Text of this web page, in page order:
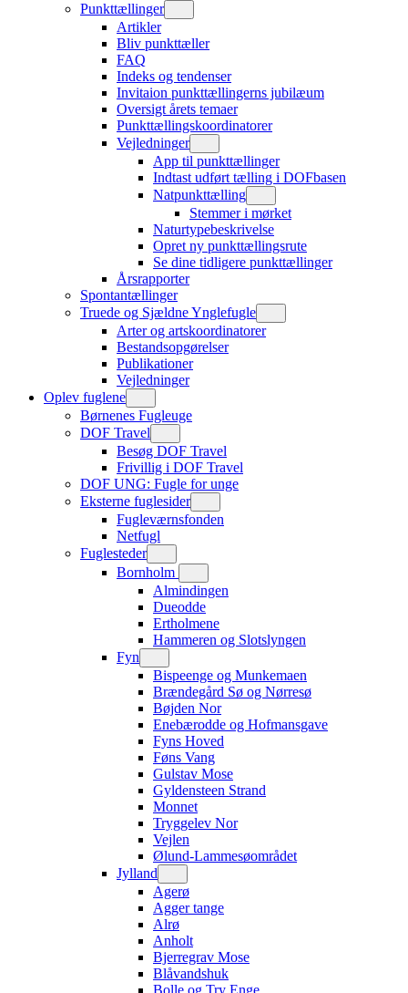
Punkttællinger
Artikler
Bliv punkttæller
FAQ
Indeks og tendenser
Invitaion punkttællingerns jubilæum
Oversigt årets temaer
Punkttællingskoordinatorer
Vejledninger
App til punkttællinger
Indtast udført tælling i DOFbasen
Natpunkttælling
Stemmer i mørket
Naturtypebeskrivelse
Opret ny punkttællingsrute
Se dine tidligere punkttællinger
Årsrapporter
Spontantællinger
Truede og Sjældne Ynglefugle
Arter og artskoordinatorer
Bestandsopgørelser
Publikationer
Vejledninger
Oplev fuglene
Børnenes Fugleuge
DOF Travel
Besøg DOF Travel
Frivillig i DOF Travel
DOF UNG: Fugle for unge
Eksterne fuglesider
Fugleværnsfonden
Netfugl
Fuglesteder
Bornholm
Almindingen
Dueodde
Ertholmene
Hammeren og Slotslyngen
Fyn
Bispeenge og Munkemaen
Brændegård Sø og Nørresø
Bøjden Nor
Enebærodde og Hofmansgave
Fyns Hoved
Føns Vang
Gulstav Mose
Gyldensteen Strand
Monnet
Tryggelev Nor
Vejlen
Ølund-Lammesøområdet
Jylland
Agerø
Agger tange
Alrø
Anholt
Bjerregrav Mose
Blåvandshuk
Bolle og Try Enge